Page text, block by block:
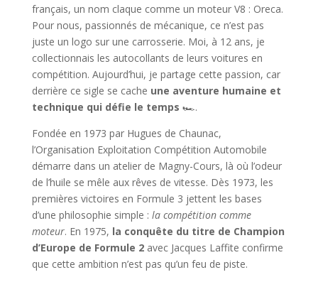
français, un nom claque comme un moteur V8 : Oreca.
Pour nous, passionnés de mécanique, ce n’est pas
juste un logo sur une carrosserie. Moi, à 12 ans, je
collectionnais les autocollants de leurs voitures en
compétition. Aujourd’hui, je partage cette passion, car
derrière ce sigle se cache une aventure humaine et
technique qui défie le temps 🏎️.
Fondée en 1973 par Hugues de Chaunac,
l’Organisation Exploitation Compétition Automobile
démarre dans un atelier de Magny-Cours, là où l’odeur
de l’huile se mêle aux rêves de vitesse. Dès 1973, les
premières victoires en Formule 3 jettent les bases
d’une philosophie simple : la compétition comme
moteur. En 1975, la conquête du titre de Champion
d’Europe de Formule 2avec Jacques Laffite confirme
que cette ambition n’est pas qu’un feu de piste.